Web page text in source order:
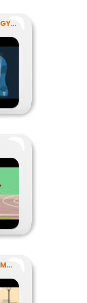
BÁNTOTTAK, MIT TEGYEK?
MONDJAM VAGY NE MONDJAM?